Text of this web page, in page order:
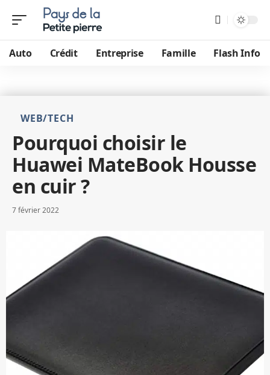
Auto Crédit Entreprise Famille Flash Info
WEB/TECH
Pourquoi choisir le
Huawei MateBook Housse
en cuir ?
7 février 2022